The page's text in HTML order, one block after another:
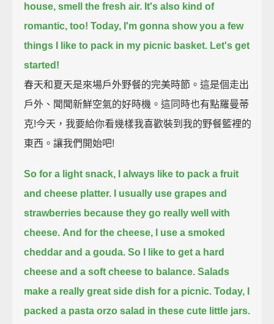
house, smell the fresh air. It's also kind of
romantic, too! Today, I'm gonna show you a few
things I like to pack in my picnic basket. Let's get
started!
春天和夏天是來場戶外野餐的完美時節。這是個走出
戶外、聞聞新鮮空氣的好時機。這同時也有點羅曼蒂
克!今天，我要給你看幾樣我喜歡裝到我的野餐籃裡的
東西。讓我們開始吧!
So for a light snack, I always like to pack a fruit
and cheese platter.
I usually use grapes and
strawberries because they go really well with
cheese. And for the cheese, I use a smoked
cheddar and a gouda. So I like to get a hard
cheese and a soft cheese to balance. Salads
make a really great side dish for a picnic. Today, I
packed a pasta orzo salad in these cute little jars.